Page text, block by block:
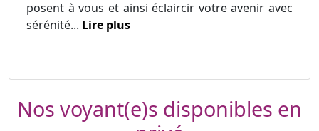
posent à vous et ainsi éclaircir votre avenir avec
sérénité... Lire plus
Nos voyant(e)s disponibles en